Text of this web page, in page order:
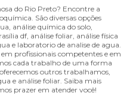
do Rio Preto? Encontre a
São diversas opções
análise química do solo,
df, análise foliar, análise física
e laboratorio de analise de agua.
profissionais competentes e em
cada trabalho de uma forma
outros trabalhamos,
e análise foliar. Saiba mais
prazer em atender você!